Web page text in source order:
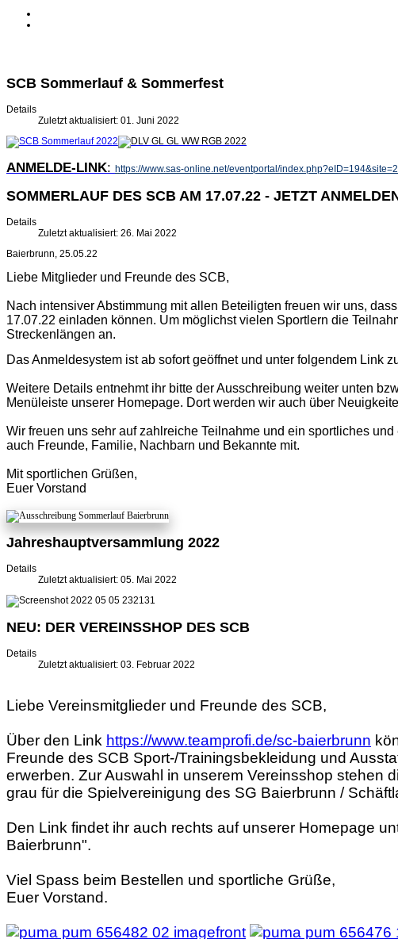
SCB Sommerlauf & Sommerfest
Details
Zuletzt aktualisiert: 01. Juni 2022
ANMELDE-LINK: https://www.sas-online.net/eventportal/
SOMMERLAUF DES SCB AM 17.07.22 - JETZT
Details
Zuletzt aktualisiert: 26. Mai 2022
Baierbrunn, 25.05.22
Liebe Mitglieder und Freunde des SCB,
Nach intensiver Abstimmung mit allen Beteiligten freuen wir uns,
17.07.22 einladen können. Um möglichst vielen Sportlern die
Streckenlängen an.
Das Anmeldesystem ist ab sofort geöffnet und unter folgendem Link
Weitere Details entnehmt ihr bitte der Ausschreibung weiter unten
Menüleiste unserer Homepage. Dort werden wir auch über
Wir freuen uns sehr auf zahlreiche Teilnahme und ein sportliches
auch Freunde, Familie, Nachbarn und Bekannte mit.
Mit sportlichen Grüßen,
Euer Vorstand
Jahreshauptversammlung 2022
Details
Zuletzt aktualisiert: 05. Mai 2022
NEU: DER VEREINSSHOP DES SCB
Details
Zuletzt aktualisiert: 03. Februar 2022
Liebe Vereinsmitglieder und Freunde des SCB,
Über den Link https://www.teamprofi.de/sc-baierbrunn
Freunde des SCB Sport-/Trainingsbekleidung und
erwerben. Zur Auswahl in unserem Vereinsshop stehen
grau für die Spielvereinigung des SG Baierbrunn /
Den Link findet ihr auch rechts auf unserer Homepage
Baierbrunn".
Viel Spass beim Bestellen und sportliche Grüße,
Euer Vorstand.